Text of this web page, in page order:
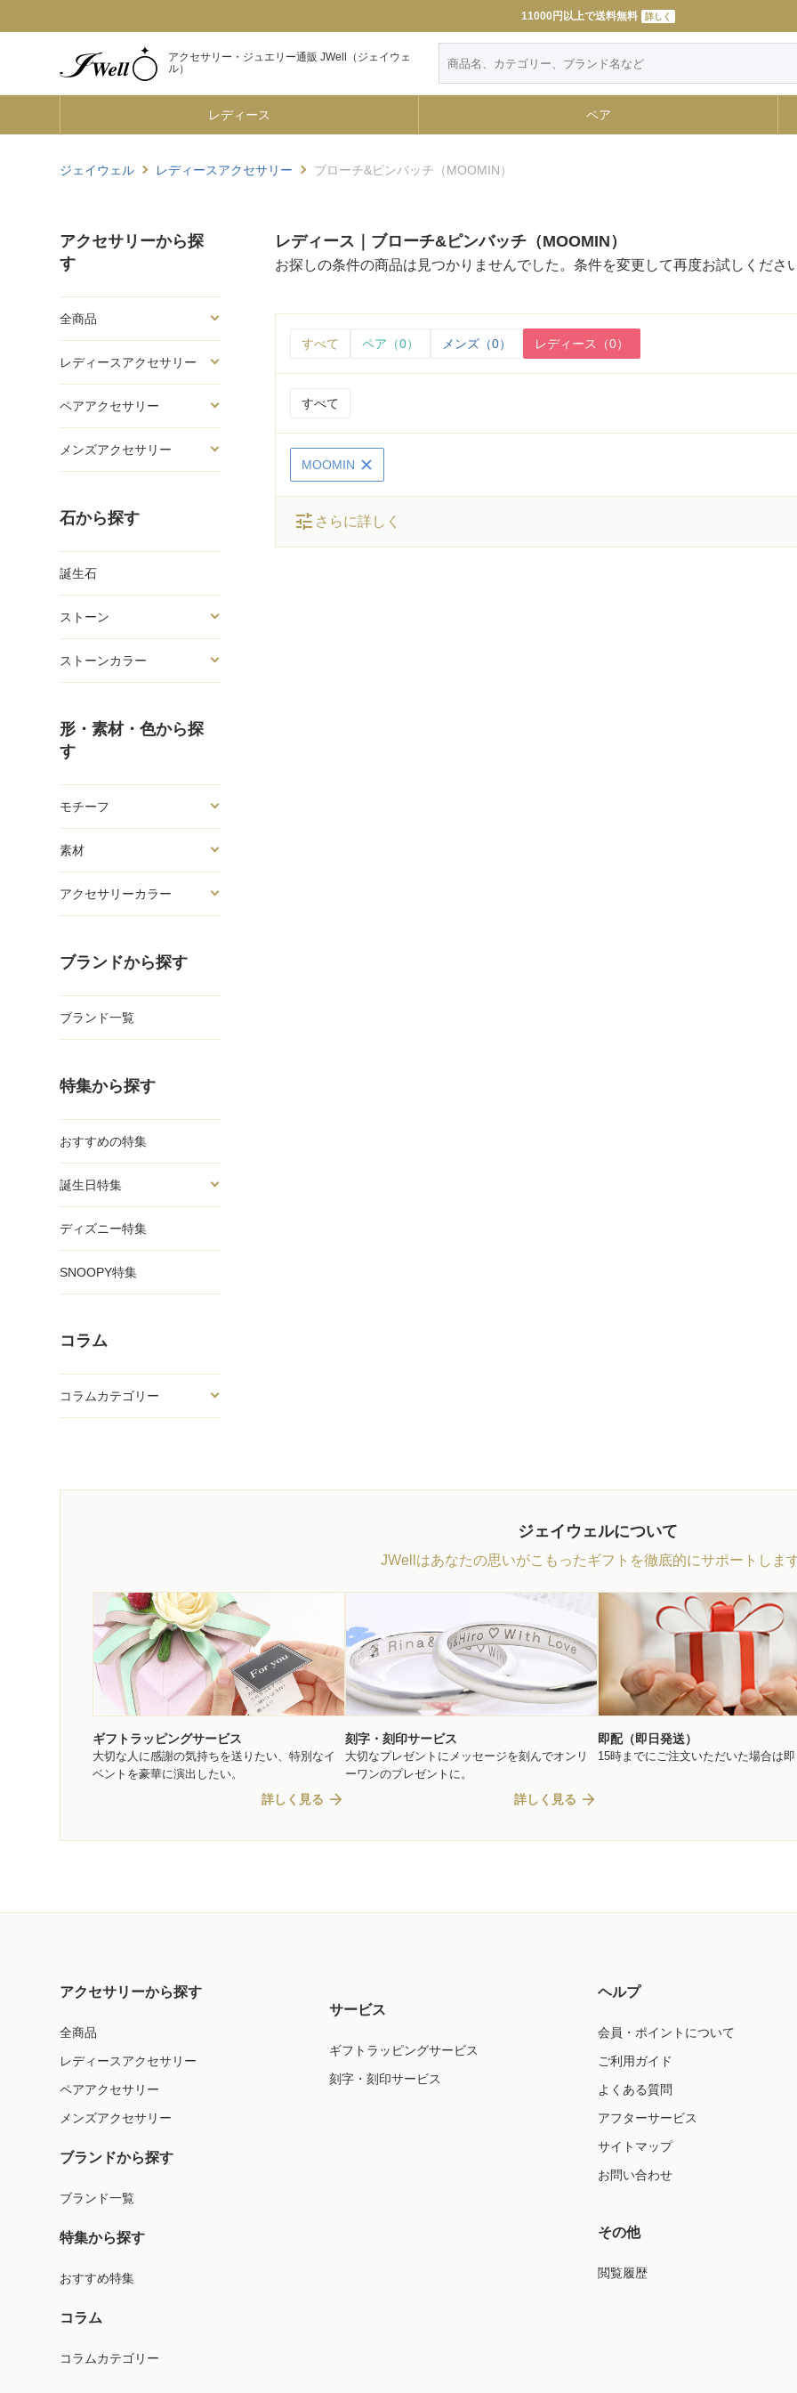
11000円以上で送料無料 詳しく
アクセサリー・ジュエリー通販 JWell（ジェイウェ
ル）
レディース ペア
ジェイウェル レディースアクセサリー ブローチ&ピンバッチ（MOOMIN）
アクセサリーから探
す
全商品
レディースアクセサリー
ペアアクセサリー
メンズアクセサリー
石から探す
誕生石
ストーン
ストーンカラー
形・素材・色から探
す
モチーフ
素材
アクセサリーカラー
ブランドから探す
ブランド一覧
特集から探す
おすすめの特集
誕生日特集
ディズニー特集
SNOOPY特集
コラム
コラムカテゴリー
レディース｜ブローチ&ピンバッチ（MOOMIN）
お探しの条件の商品は見つかりませんでした。条件を変更して再度お試しくださ
すべて ペア（0） メンズ（0） レディース（0）
すべて
MOOMIN
tune さらに詳しく
ジェイウェルについて
JWellはあなたの思いがこもったギフトを徹底的にサポートしま
ギフトラッピングサービス
大切な人に感謝の気持ちを送りたい、特別なイ
ベントを豪華に演出したい。
詳しく見る arrow_forward
刻字・刻印サービス
大切なプレゼントにメッセージを刻んでオンリ
ーワンのプレゼントに。
詳しく見る arrow_forward
即配（即日発送）
15時までにご注文いただいた場合は
アクセサリーから探す
全商品
レディースアクセサリー
ペアアクセサリー
メンズアクセサリー
ブランドから探す
ブランド一覧
特集から探す
おすすめ特集
コラム
コラムカテゴリー
サービス
ギフトラッピングサービス
刻字・刻印サービス
ヘルプ
会員・ポイントについて
ご利用ガイド
よくある質問
アフターサービス
サイトマップ
お問い合わせ
その他
閲覧履歴